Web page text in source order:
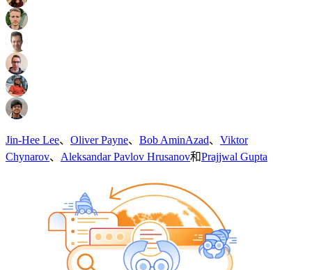
Jin-Hee Lee、 Oliver Payne、 Bob AminAzad、 Viktor
Chynarov、 Aleksandar Pavlov Hrusanov和Prajjwal Gupta